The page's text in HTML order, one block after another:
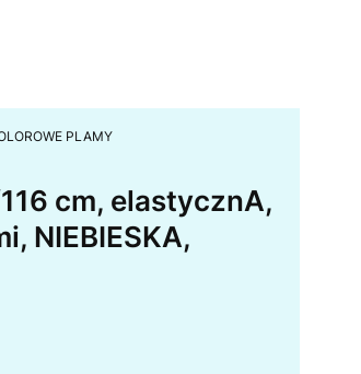
PLAMY
cm, elastycznA,
NIEBIESKA,